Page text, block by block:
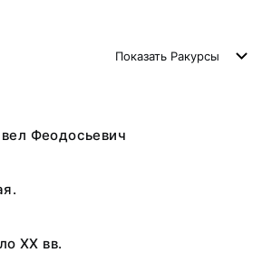
Показать Ракурсы
Феодосьевич
XX вв.